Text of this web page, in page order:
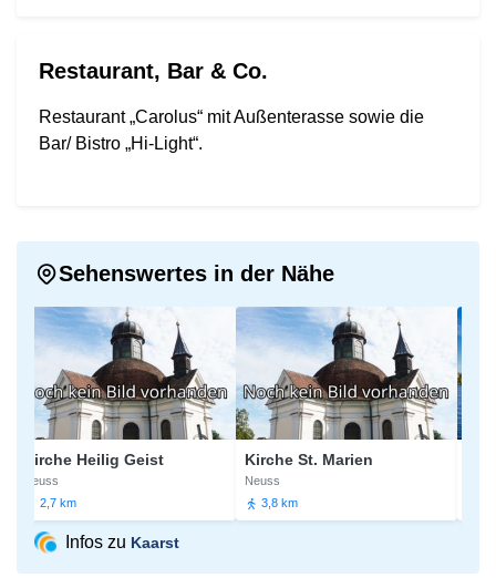
Restaurant, Bar & Co.
Restaurant „Carolus“ mit Außenterasse sowie die
Bar/ Bistro „Hi-Light“.
Sehenswertes in der Nähe
Kirche Heilig Geist
Neuss
2,7 km
Kirche St. Marien
Neuss
3,8 km
Infos zu Kaarst